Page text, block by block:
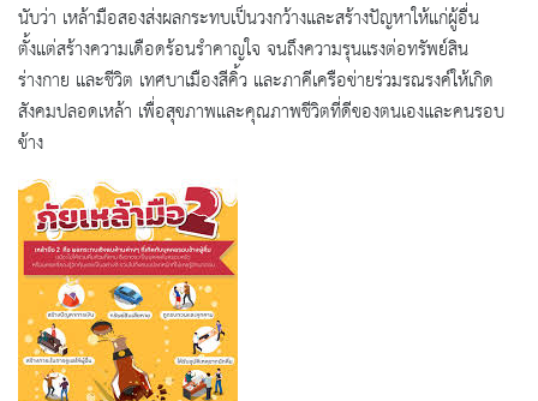
นับว่า เหล้ามือสองส่งผลกระทบเป็นวงกว้างและสร้างปัญหาให้แก่ผู้อื่น
ตั้งแต่สร้างความเดือดร้อนรำคาญใจ จนถึงความรุนแรงต่อทรัพย์สิน
ร่างกาย และชีวิต เทศบาเมืองสีคิ้ว และภาคีเครือข่ายร่วมรณรงค์ให้เกิด
สังคมปลอดเหล้า เพื่อสุขภาพและคุณภาพชีวิตที่ดีของตนเองและคนรอบ
ข้าง